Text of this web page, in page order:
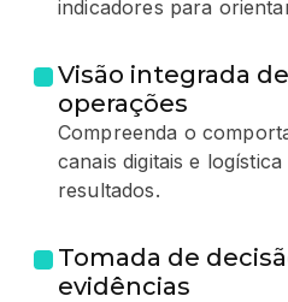
indicadores para
Visão integrada
operações
Compreenda o
canais digitais e
resultados.
Tomada de
evidências